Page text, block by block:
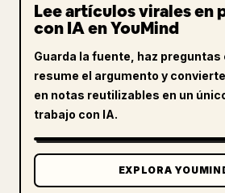
Lee artículos virales en
con IA en YouMind
Guarda la fuente, haz preguntas
resume el argumento y
en notas reutilizables en un
trabajo con IA.
EXPLORA